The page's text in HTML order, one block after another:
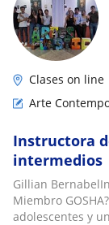
Clases on line
Arte
Instructora
intermedios
Gillian
Miembro
adolescentes y